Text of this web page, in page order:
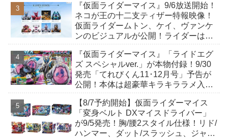
んも変身！
『仮面ライダーマイス』9/6放送開始！
ネコが王の十二支ティザー特報映像！
仮面ライダームトン、ケイ、ヴァンケ
ンのビジュアルが公開！ライダーは子
『仮面ライダーマイス』「ライドエグ
ズ スペシャルver.」が本物付録！9/30
発売「てれびくん11･12月号」予告が
公開！本体は超豪華キラキララメ入
音声が！
【8/7予約開始】仮面ライダーマイス
「変身ベルト DXマイスドライバー」
が9/5発売！胸/腰2スタイル仕様！リド/
ハンマー、ダット/スラッシュ、ジャ